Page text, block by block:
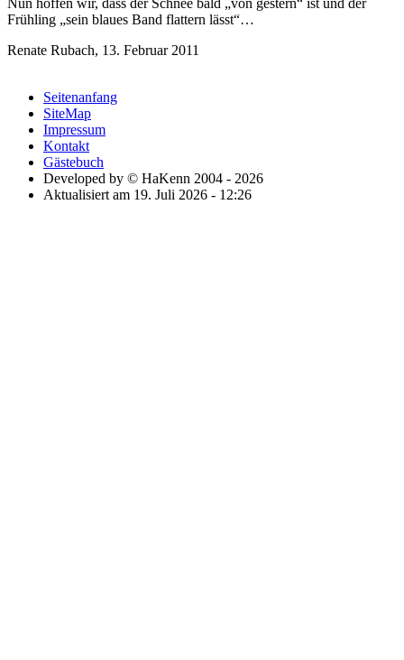
Nun hoffen wir, dass der Schnee bald
von gestern
ist und der
Frühling
sein blaues Band flattern lässt …
Renate Rubach, 13. Februar 2011
Seitenanfang
SiteMap
Impressum
Kontakt
Gästebuch
Developed by © HaKenn 2004 - 2026
Aktualisiert am 19. Juli 2026 - 12:26